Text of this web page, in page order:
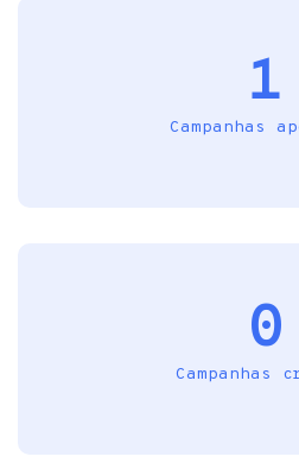
1
Campanhas
0
Campanhas